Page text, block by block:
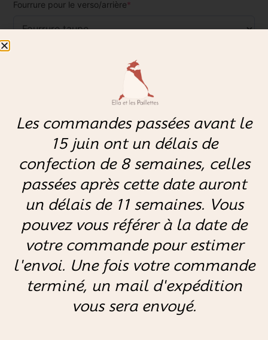
Fourrure pour le verso/arrière*
Couleur du fil pour la broderie (si vous avez sélectionné cette
Indiquez ici le prénom si vous avez sélectionné l'option
broderie ( 9 caractères max)
AJOUTER AU PANIER
Les commandes passées avant le
15 juin ont un délais de
confection de 8 semaines, celles
passées après cette date auront
un délais de 11 semaines. Vous
pouvez vous référer à la date de
votre commande pour estimer
l'envoi. Une fois votre commande
terminé, un mail d'expédition
vous sera envoyé.